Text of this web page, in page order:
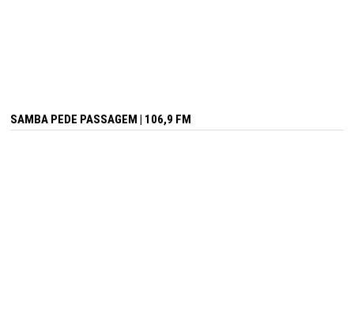
SAMBA PEDE PASSAGEM | 106,9 FM